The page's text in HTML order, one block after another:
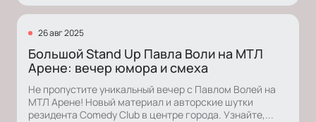
26 авг 2025
Большой Stand Up Павла Воли на МТЛ
Арене: вечер юмора и смеха
Не пропустите уникальный вечер с Павлом Волей на
МТЛ Арене! Новый материал и авторские шутки
резидента Comedy Club в центре города. Узнайте,...